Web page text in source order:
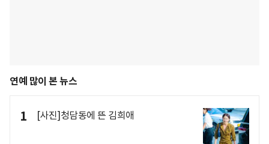
연예 많이 본 뉴스
1 [사진]청담동에 뜬 김희애